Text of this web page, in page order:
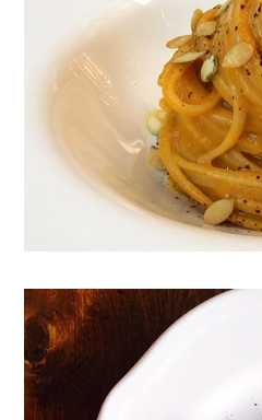
Mortadella Post
Ricette e Franciacorta
Eventi Pensieri